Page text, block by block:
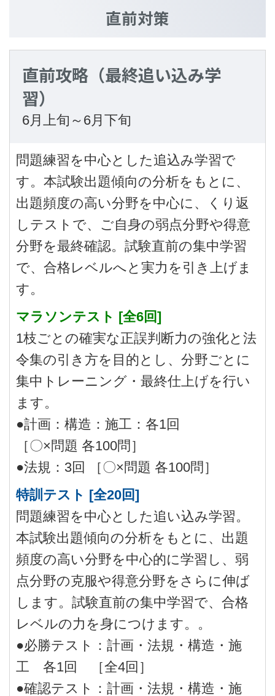
直前対策
直前攻略（最終追い込み学
習）
6月上旬～6月下旬
問題練習を中心とした追込み学習で
す。本試験出題傾向の分析をもとに、
出題頻度の高い分野を中心に、くり返
しテストで、ご自身の弱点分野や得意
分野を最終確認。試験直前の集中学習
で、合格レベルへと実力を引き上げま
す。
マラソンテスト [全6回]
1枝ごとの確実な正誤判断力の強化と法
令集の引き方を目的とし、分野ごとに
集中トレーニング・最終仕上げを行い
ます。
●計画：構造：施工：各1回
［〇×問題 各100問］
●法規：3回 ［〇×問題 各100問］
特訓テスト [全20回]
問題練習を中心とした追い込み学習。
本試験出題傾向の分析をもとに、出題
頻度の高い分野を中心的に学習し、弱
点分野の克服や得意分野をさらに伸ば
します。試験直前の集中学習で、合格
レベルの力を身につけます。。
●必勝テスト：計画・法規・構造・施
工 各1回 ［全4回］
●確認テスト：計画・法規・構造・施